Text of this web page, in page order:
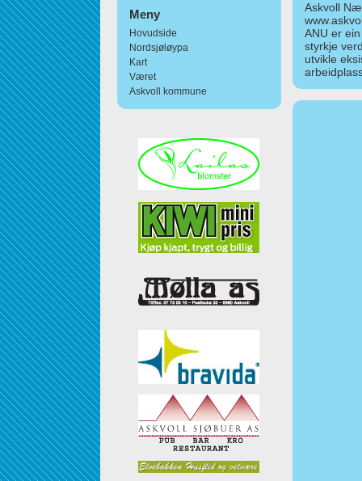
Meny
Hovudside
Nordsjøløypa
Kart
Været
Askvoll kommune
Askvoll
ANU er
styrkje
utvikle